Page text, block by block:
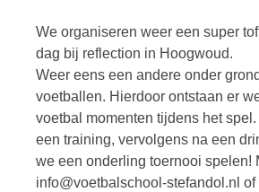
We organiseren weer een super
dag bij reflection in Hoogwoud.
Weer eens een andere onder
voetballen. Hierdoor ontstaan er
voetbal momenten tijdens het
een training, vervolgens na een
we een onderling toernooi spelen!
info@voetbalschool-stefandol.nl of